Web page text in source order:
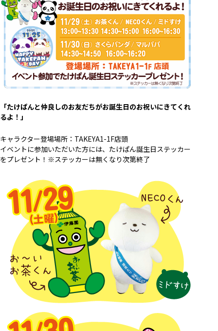
「たけぱんと仲良しのお友だちがお誕生日のお祝いにきてくれ
るよ！」
キャラクター登場場所：TAKEYA1-1F店頭
イベントに参加いただいた方には、たけぱん誕生日ステッカー
をプレゼント！※ステッカーは無くなり次第終了